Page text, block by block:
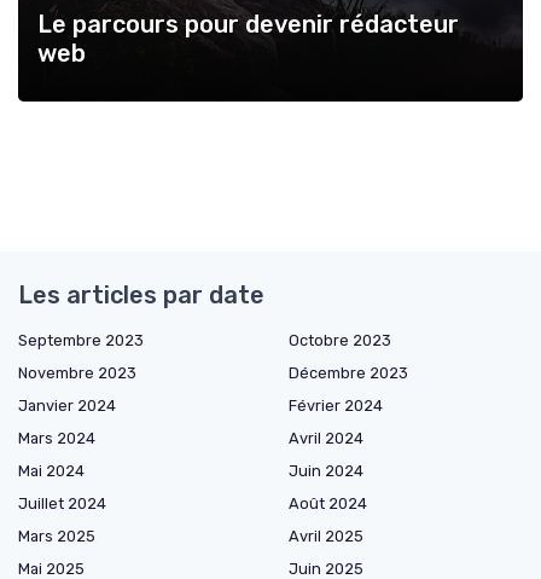
Le parcours pour devenir rédacteur
web
Les articles par date
Septembre 2023
Octobre 2023
Novembre 2023
Décembre 2023
Janvier 2024
Février 2024
Mars 2024
Avril 2024
Mai 2024
Juin 2024
Juillet 2024
Août 2024
Mars 2025
Avril 2025
Mai 2025
Juin 2025